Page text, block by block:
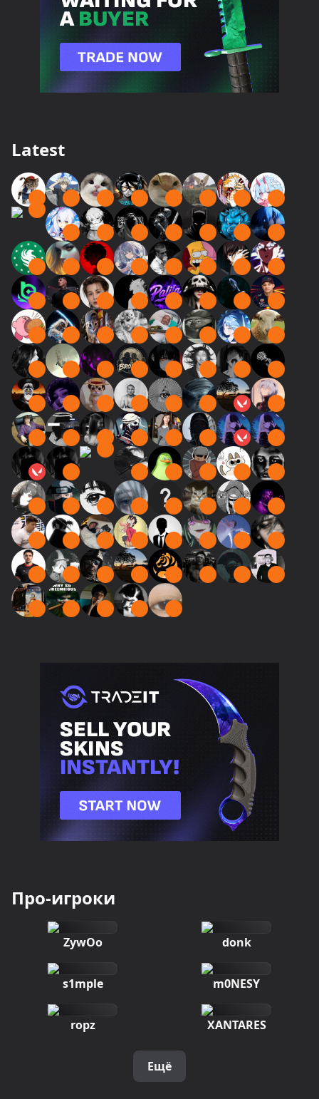
Latest
Про-игроки
ZywOo donk
s1mple m0NESY
ropz XANTARES
Ещё